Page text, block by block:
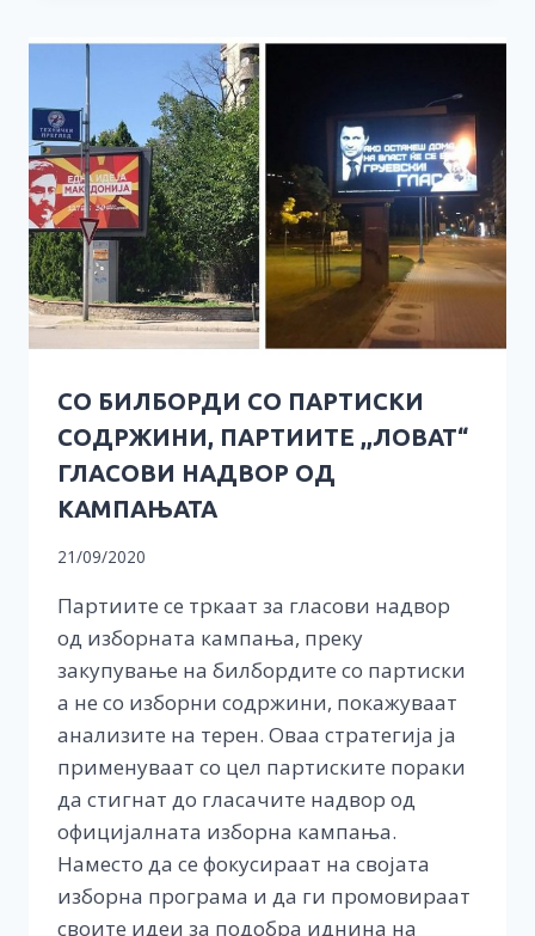
СO БИЛБОРДИ СО ПАРТИСКИ
СОДРЖИНИ, ПАРТИИТЕ ,,ЛОВАТ“
ГЛАСОВИ НАДВОР ОД
КАМПАЊАТА
21/09/2020
Партиите се тркаат за гласови надвор
од изборната кампања, преку
закупување на билбордите со партиски
а не со изборни содржини, покажуваат
анализите на терен. Оваа стратегија ја
применуваат со цел партиските пораки
да стигнат до гласачите надвор од
официјалната изборна кампања.
Наместо да се фокусираат на својата
изборна програма и да ги промовираат
своите идеи за подобра иднина на